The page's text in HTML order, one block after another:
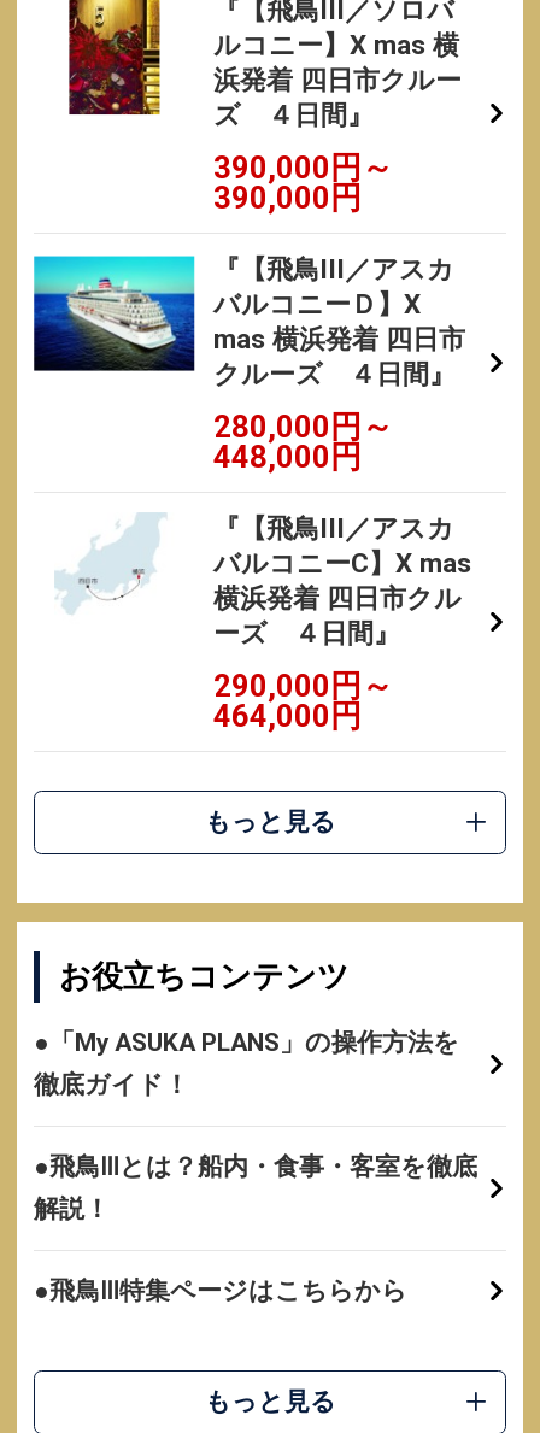
『【飛鳥III／ソロバ
ルコニー】X mas 横
浜発着 四日市クルー
ズ ４日間』
390,000円～
390,000円
『【飛鳥III／アスカ
バルコニーＤ】X
mas 横浜発着 四日市
クルーズ ４日間』
280,000円～
448,000円
『【飛鳥III／アスカ
バルコニーC】X mas
横浜発着 四日市クル
ーズ ４日間』
290,000円～
464,000円
もっと見る
お役立ちコンテンツ
●「My ASUKA PLANS」の操作方法を
徹底ガイド！
●飛鳥Ⅲとは？船内・食事・客室を徹底
解説！
●飛鳥Ⅲ特集ページはこちらから
もっと見る